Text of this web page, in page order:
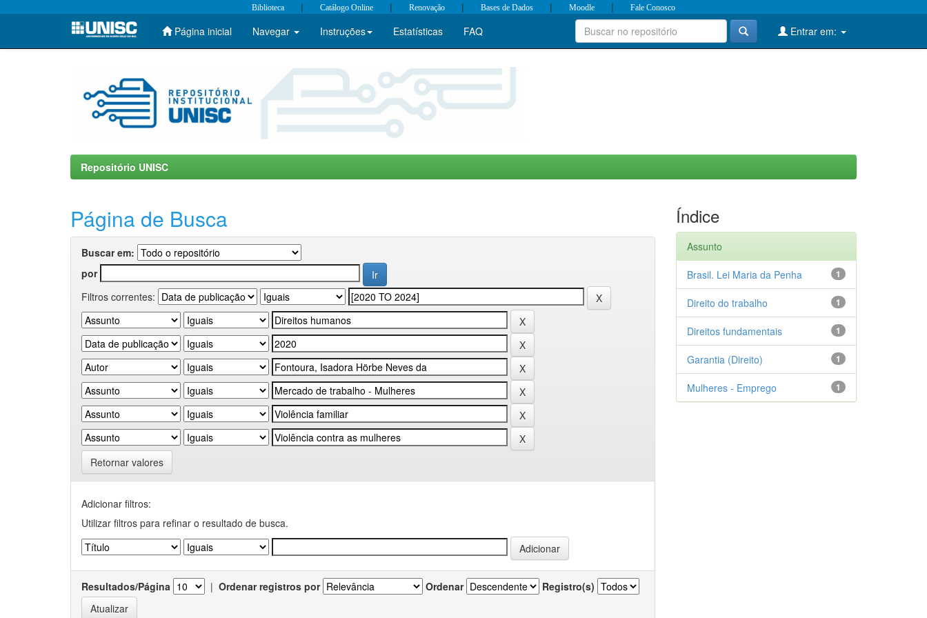
Skip
Biblioteca | Catálogo Online | Renovação | Bases de Dados | Moodle | Fale Conosco
Página inicial Navegar Instruções Estatísticas FAQ Entrar em:
Repositório UNISC
Página de Busca
Buscar em:
por
Filtros correntes:
Retornar valores
Adicionar filtros:
Utilizar filtros para refinar o resultado de busca.
Resultados/Página | Ordenar registros por Ordenar Registro(s)
Índice
Assunto
1
Brasil. Lei Maria da Penha
1
Direito do trabalho
1
Direitos fundamentais
1
Garantia (Direito)
1
Mulheres - Emprego